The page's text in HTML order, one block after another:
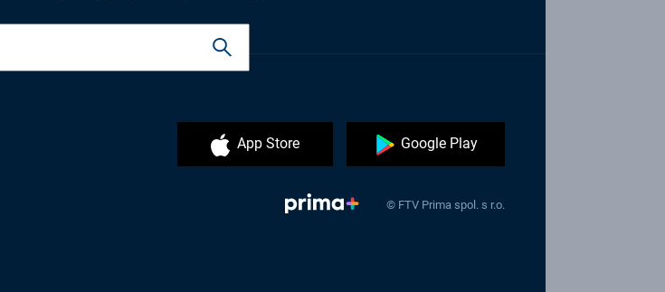
App Store Google Play
© FTV Prima spol. s r.o.